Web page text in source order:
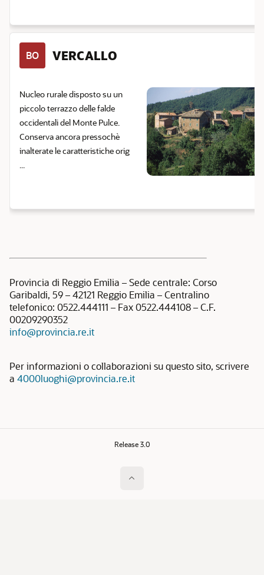
BO VERCALLO
Nucleo rurale disposto su un
piccolo terrazzo delle falde
occidentali del Monte Pulce.
Conserva ancora pressochè
inalterate le caratteristiche orig
...
Provincia di Reggio Emilia – Sede centrale: Corso
Garibaldi, 59 – 42121 Reggio Emilia – Centralino
telefonico: 0522.444111 – Fax 0522.444108 – C.F.
00209290352
info@provincia.re.it
Per informazioni o collaborazioni su questo sito, scrivere
a 4000luoghi@provincia.re.it
Release 3.0